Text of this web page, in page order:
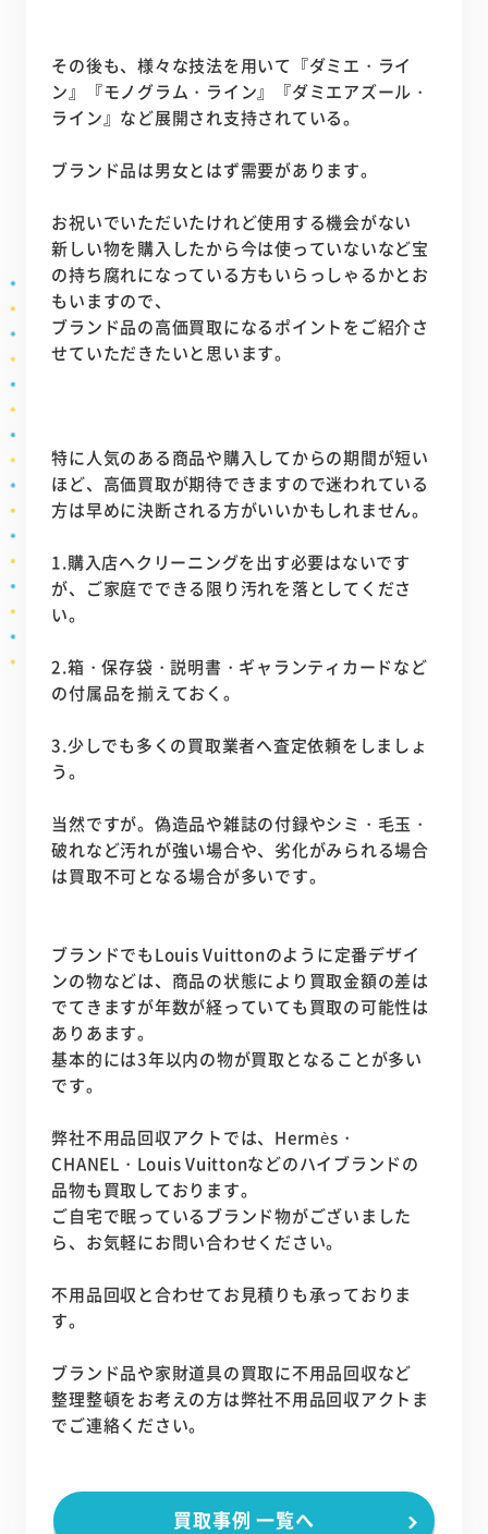
その後も、様々な技法を用いて『ダミエ・ライ
ン』『モノグラム・ライン』『ダミエアズール・
ライン』など展開され支持されている。
ブランド品は男女とはず需要があります。
お祝いでいただいたけれど使用する機会がない
新しい物を購入したから今は使っていないなど宝
の持ち腐れになっている方もいらっしゃるかとお
もいますので、
ブランド品の高価買取になるポイントをご紹介さ
せていただきたいと思います。
特に人気のある商品や購入してからの期間が短い
ほど、高価買取が期待できますので迷われている
方は早めに決断される方がいいかもしれません。
1.購入店へクリーニングを出す必要はないです
が、ご家庭でできる限り汚れを落としてくださ
い。
2.箱・保存袋・説明書・ギャランティカードなど
の付属品を揃えておく。
3.少しでも多くの買取業者へ査定依頼をしましょ
う。
当然ですが。偽造品や雑誌の付録やシミ・毛玉・
破れなど汚れが強い場合や、劣化がみられる場合
は買取不可となる場合が多いです。
ブランドでもLouis Vuittonのように定番デザイ
ンの物などは、商品の状態により買取金額の差は
でてきますが年数が経っていても買取の可能性は
ありあます。
基本的には3年以内の物が買取となることが多い
です。
弊社不用品回収アクトでは、Hermès・
CHANEL・Louis Vuittonなどのハイブランドの
品物も買取しております。
ご自宅で眠っているブランド物がございました
ら、お気軽にお問い合わせください。
不用品回収と合わせてお見積りも承っておりま
す。
ブランド品や家財道具の買取に不用品回収など
整理整頓をお考えの方は弊社不用品回収アクト ま
でご連絡ください。
買取事例 一覧へ